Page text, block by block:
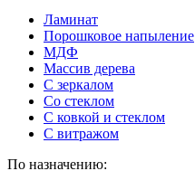
Ламинат
Порошковое напыление
МДФ
Массив дерева
С зеркалом
Со стеклом
С ковкой и стеклом
С витражом
По назначению: